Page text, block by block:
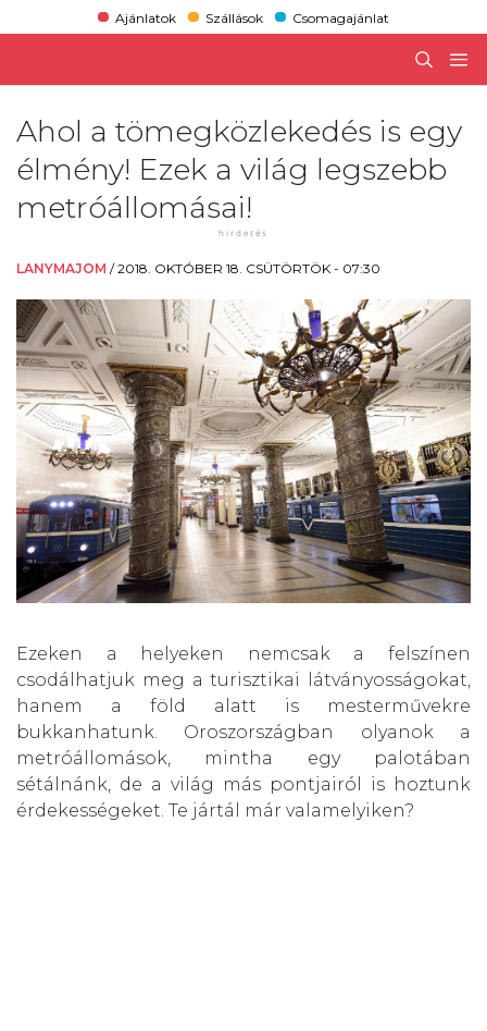
Ajánlatok Szállások Csomagajánlat
Ahol a tömegközlekedés is egy
élmény! Ezek a világ legszebb
metróállomásai!
LANYMAJOM /2018. OKTÓBER 18. CSÜTÖRTÖK - 07:30
Ezeken a helyeken nemcsak a felszínen
csodálhatjuk meg a turisztikai látványosságokat,
hanem a föld alatt is mesterművekre
bukkanhatunk. Oroszországban olyanok a
metróállomások, mintha egy palotában
sétálnánk, de a világ más pontjairól is hoztunk
érdekességeket. Te jártál már valamelyiken?